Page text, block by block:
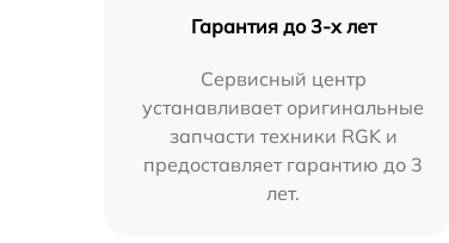
Гарантия до 3-х лет
Сервисный центр
устанавливает оригинальные
запчасти техники RGK и
предоставляет гарантию до 3
лет.